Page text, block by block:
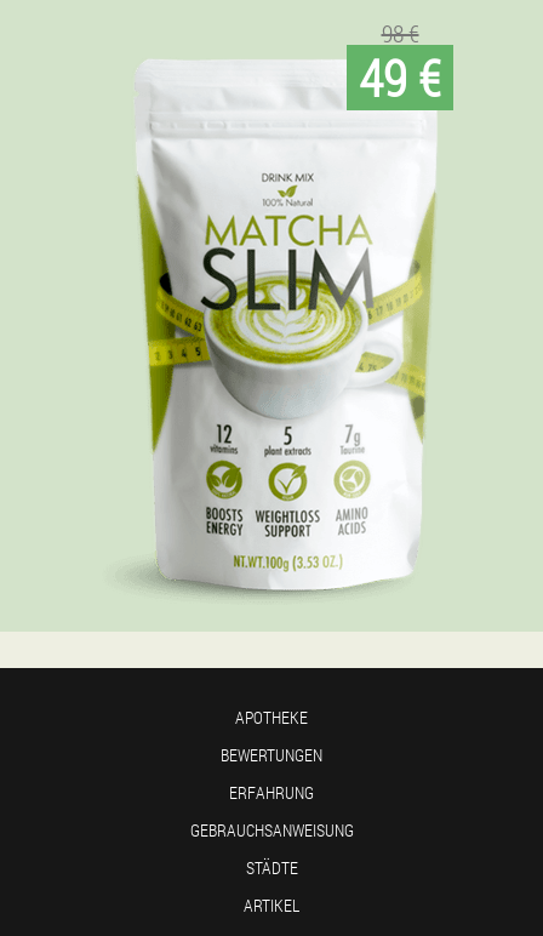
98 €
49 €
APOTHEKE
BEWERTUNGEN
ERFAHRUNG
GEBRAUCHSANWEISUNG
STÄDTE
ARTIKEL